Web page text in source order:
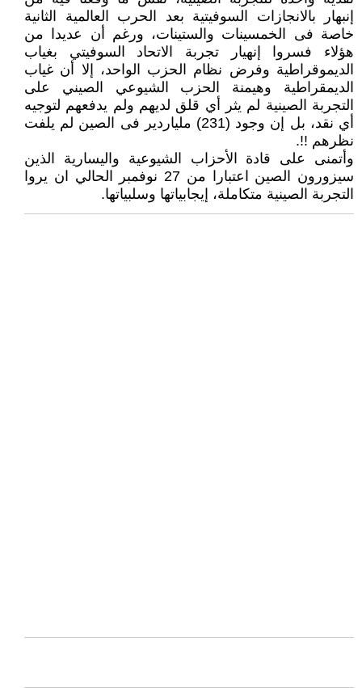
إنبهار بالانجازات السوفيتية بعد الحرب العالمية الثانية
خاصة فى الخمسينات والستينات، ورغم أن عديدا من
هؤلاء فسروا إنهيار تجربة الاتحاد السوفيتي بغياب
الديموقراطية وفرض نظام الحزب الواحد، إلا أن غياب
الديمقراطية وهيمنة الحزب الشيوعي الصيني على
التجربة الصينية لم يثر أي قلق لديهم ولم يدفعهم لتوجيه
أي نقد، بل إن وجود (231) ملياردير فى الصين لم يلفت
نظرهم !!.
وأتمنى على قادة الأحزاب الشيوعية واليسارية الذين
سيزورون الصين اعتبارا من 27 نوفمبر الحالي ان يروا
التجربة الصينية متكاملة، إيجابياتها وسلبياتها.